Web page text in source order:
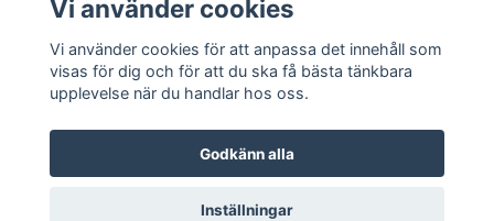
Sociala medier
© 2026 Jonröds EquishopPowered by Quickbutik
Vi använder cookies
Vi använder cookies för att anpassa det innehåll som
visas för dig och för att du ska få bästa tänkbara
upplevelse när du handlar hos oss.
Godkänn alla
Inställningar